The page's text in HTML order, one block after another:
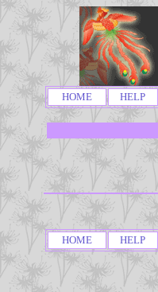
HOME HELP
HOME HELP